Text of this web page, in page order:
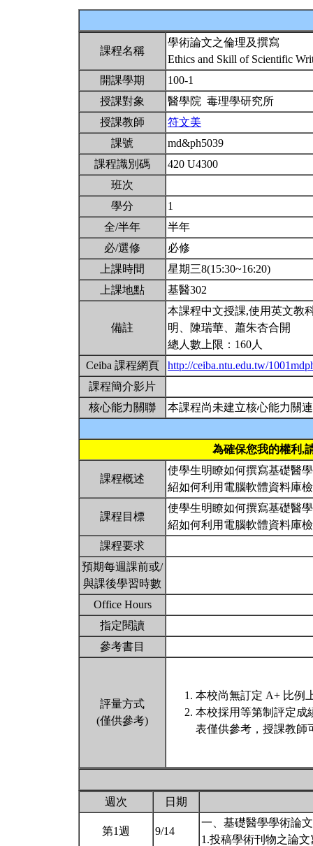
課程名稱
學術論文之倫理及撰寫
Ethics and Skill of Scientific
開課學期
100-1
授課對象
醫學院 毒理學研究所
授課教師
符文美
課號
md&ph5039
課程識別碼
420 U4300
班次
學分
1
全/半年
半年
必/選修
必修
上課時間
星期三8(15:30~16:20)
上課地點
基醫302
備註
本課程中文授課,使用英文教
明、陳瑞華、蕭朱杏合開
總人數上限：160人
Ceiba 課程網頁
http://ceiba.ntu.edu.tw/
課程簡介影片
核心能力關聯
本課程尚未建立核心能力關連
為確保您我的權利,
課程概述
使學生明瞭如何撰寫基礎醫
紹如何利用電腦軟體資料庫
課程目標
使學生明瞭如何撰寫基礎醫
紹如何利用電腦軟體資料庫
課程要求
預期每週課前或/
與課後學習時數
Office Hours
指定閱讀
參考書目
評量方式
(僅供參考)
本校尚無訂定 A+ 比例
本校採用等第制評定成
表僅供參考，授課教師
週次 日期
第1週 9/14
一、基礎醫學學術論
1.投稿學術刊物之論